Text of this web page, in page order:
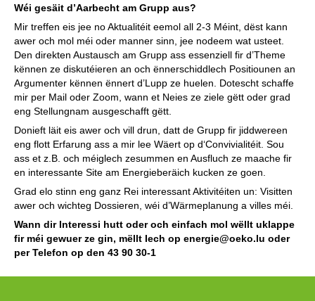
Wéi gesäit d’Aarbecht am Grupp aus?
Mir treffen eis jee no Aktualitéit eemol all 2-3 Méint, dëst kann
awer och mol méi oder manner sinn, jee nodeem wat usteet.
Den direkten Austausch am Grupp ass essenziell fir d’Theme
kënnen ze diskutéieren an och ënnerschiddlech Positiounen an
Argumenter kënnen ënnert d’Lupp ze huelen. Dotescht schaffe
mir per Mail oder Zoom, wann et Neies ze ziele gëtt oder grad
eng Stellungnam ausgeschafft gëtt.
Donieft läit eis awer och vill drun, datt de Grupp fir jiddwereen
eng flott Erfarung ass a mir lee Wäert op d‘Convivialitéit. Sou
ass et z.B. och méiglech zesummen en Ausfluch ze maache fir
en interessante Site am Energieberäich kucken ze goen.
Grad elo stinn eng ganz Rei interessant Aktivitéiten un: Visitten
awer och wichteg Dossieren, wéi d’Wärmeplanung a villes méi.
Wann dir Interessi hutt oder och einfach mol wëllt uklappe
fir méi gewuer ze gin, mëllt Iech op energie@oeko.lu oder
per Telefon op den 43 90 30-1